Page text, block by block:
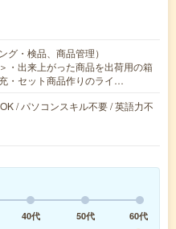
グ・検品、商品管理）
・出来上がった商品を出荷用の箱
・セット商品作りのライ…
/ パソコンスキル不要 / 英語力不
40代 50代
60代